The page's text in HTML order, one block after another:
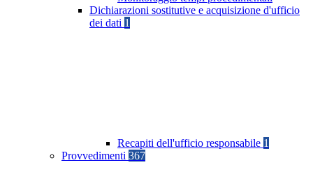
Dichiarazioni sostitutive e acquisizione d'ufficio
dei dati 1
Recapiti dell'ufficio responsabile 1
Provvedimenti 367